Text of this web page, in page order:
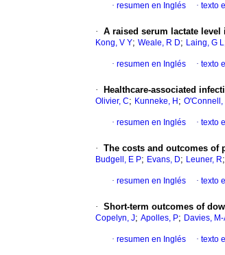
· resumen en Inglés · texto
· A raised serum lactate
Kong, V Y; Weale, R D; Laing, G L
· resumen en Inglés · texto
· Healthcare-associated
Olivier, C; Kunneke, H ; O'Connell,
· resumen en Inglés · texto
· The costs and outcomes of
Budgell, E P; Evans, D; Leuner, R;
· resumen en Inglés · texto
· Short-term outcomes of
Copelyn, J; Apolles, P; Davies,
· resumen en Inglés · texto